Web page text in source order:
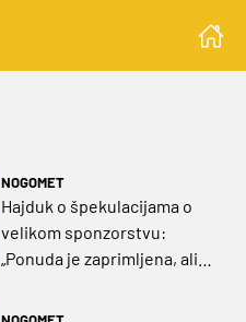
NOGOMET
Hajduk o špekulacijama o
velikom sponzorstvu:
„Ponuda je zaprimljena, ali
predstavlja u javnosti”